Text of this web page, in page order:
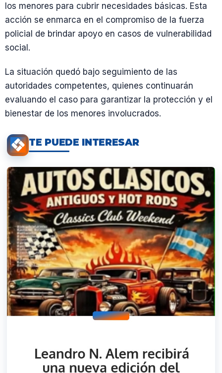
los menores para cubrir necesidades básicas. Esta
acción se enmarca en el compromiso de la fuerza
policial de brindar apoyo en casos de vulnerabilidad
social.
La situación quedó bajo seguimiento de las
autoridades competentes, quienes continuarán
evaluando el caso para garantizar la protección y el
bienestar de los menores involucrados.
TE PUEDE INTERESAR